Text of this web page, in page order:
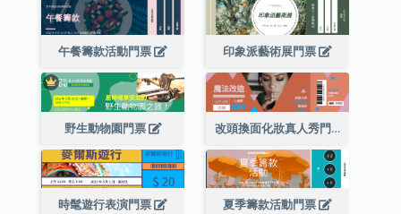
午餐籌款活動門票 印象派藝術展門票
野生動物園門票 改頭換面化妝真人秀門票
時髦遊行表演門票 夏季籌款活動門票